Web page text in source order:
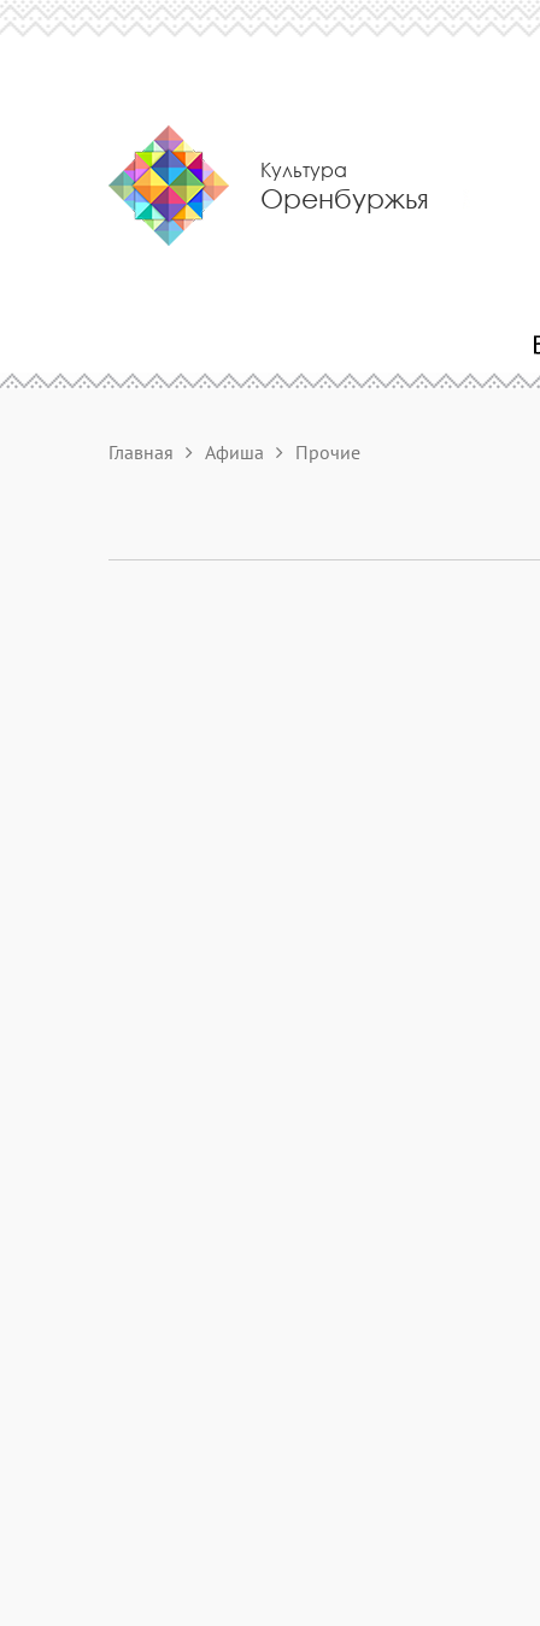
Культура
Оренбуржья
Главная Афиша Прочие